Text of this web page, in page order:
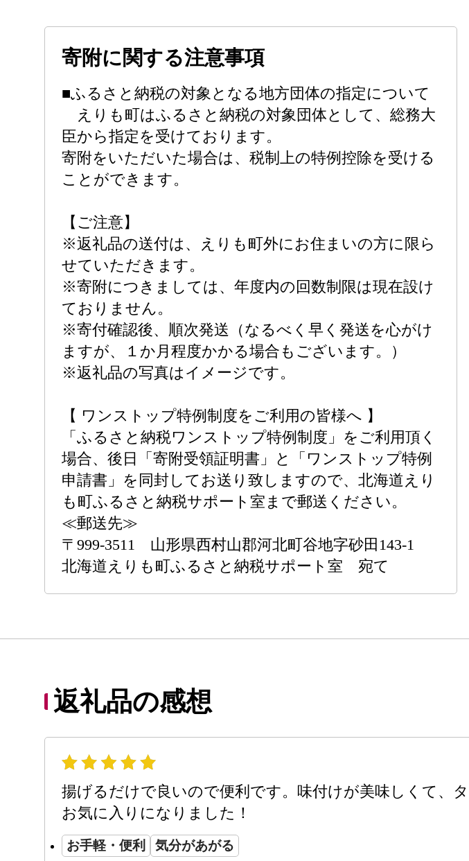
寄附に関する注意事項
■ふるさと納税の対象となる地方団体の指定について
えりも町はふるさと納税の対象団体として、総務大
臣から指定を受けております。
寄附をいただいた場合は、税制上の特例控除を受ける
ことができます。
【ご注意】
※返礼品の送付は、えりも町外にお住まいの方に限ら
せていただきます。
※寄附につきましては、年度内の回数制限は現在設け
ておりません。
※寄付確認後、順次発送（なるべく早く発送を心がけ
ますが、１か月程度かかる場合もございます。）
※返礼品の写真はイメージです。
【 ワンストップ特例制度をご利用の皆様へ 】
「ふるさと納税ワンストップ特例制度」をご利用頂く
場合、後日「寄附受領証明書」と「ワンストップ特例
申請書」を同封してお送り致しますので、北海道えり
も町ふるさと納税サポート室まで郵送ください。
≪郵送先≫
〒999-3511 山形県西村山郡河北町谷地字砂田143-1
北海道えりも町ふるさと納税サポート室 宛て
返礼品の感想
揚げるだけで良いので便利です。味付けが美味しくて、
お気に入りになりました！
お手軽・便利 気分があがる